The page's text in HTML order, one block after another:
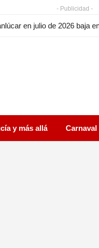
- Publicidad -
en julio de 2026 baja
y más allá Carnaval